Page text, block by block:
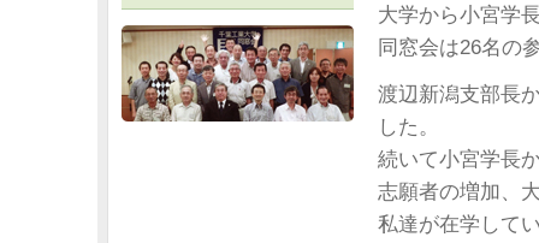
大学から小宮学
同窓会は26名の
渡辺新潟支部長
した。
続いて小宮学長
志願者の増加、
私達が在学して